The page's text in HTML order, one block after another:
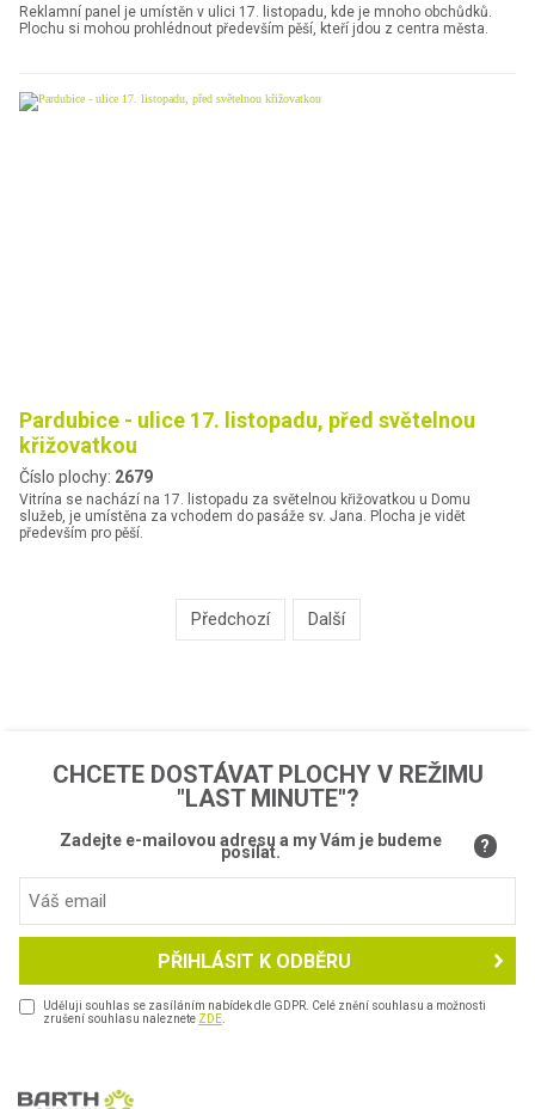
Reklamní panel je umístěn v ulici 17. listopadu, kde je mnoho obchůdků.
Plochu si mohou prohlédnout především pěší, kteří jdou z centra města.
Pardubice - ulice 17. listopadu, před světelnou
křižovatkou
Číslo plochy: 2679
Vitrína se nachází na 17. listopadu za světelnou křižovatkou u Domu
služeb, je umístěna za vchodem do pasáže sv. Jana. Plocha je vidět
především pro pěší.
Předchozí Další
POKRAČOVAT V POPTÁVCE 0
CHCETE DOSTÁVAT PLOCHY V REŽIMU
"LAST MINUTE"?
Zadejte e-mailovou adresu a my Vám je budeme
posílat. ?
Uděluji souhlas se zasíláním nabídek dle GDPR. Celé znění souhlasu a možnosti
zrušení souhlasu naleznete ZDE.
PŘIHLÁSIT K ODBĚRU